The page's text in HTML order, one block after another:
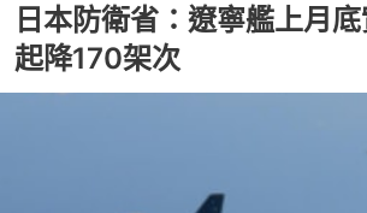
日本防衛省：遼寧艦上月
起降170架次